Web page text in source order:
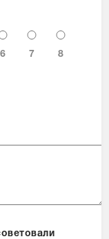
6 7 8